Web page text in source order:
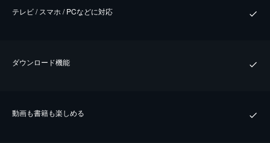
テレビ / スマホ / PCなどに対応
ダウンロード機能
動画も書籍も楽しめる